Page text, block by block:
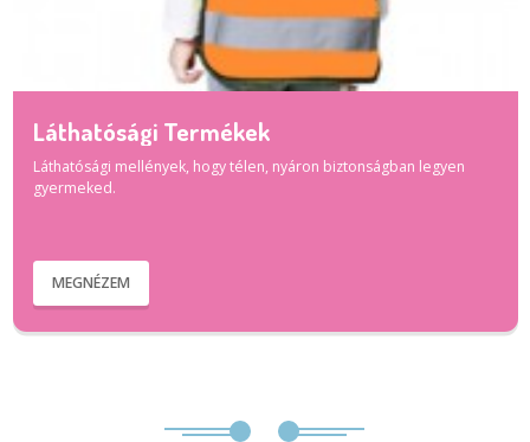
Láthatósági Termékek
Láthatósági mellények, hogy télen, nyáron biztonságban legyen
gyermeked.
MEGNÉZEM